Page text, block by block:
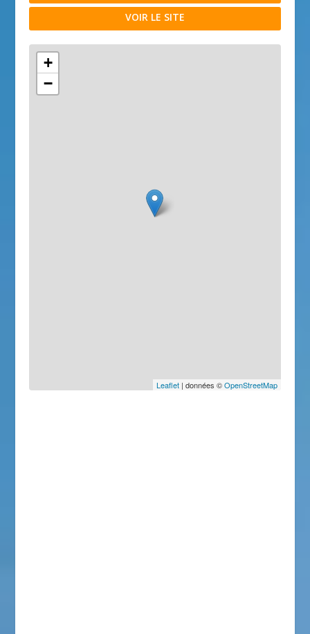
VOIR LE SITE
+
−
Leaflet| données ©OpenStreetMap